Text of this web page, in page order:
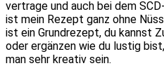
vertrage und auch bei dem
ist mein Rezept ganz ohne
ist ein Grundrezept, du kannst
oder ergänzen wie du lustig
man sehr kreativ sein.